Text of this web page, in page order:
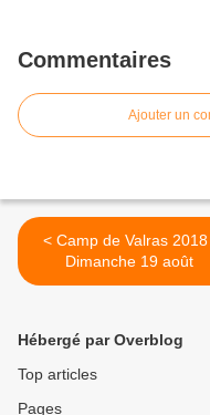
Commentaires
Ajouter un
< Camp de Valras 2018 :
Dimanche 19 août
Hébergé par Overblog
Top articles
Pages